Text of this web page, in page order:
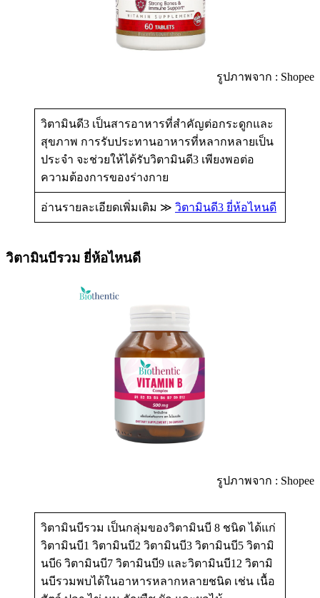
รูปภาพจาก : Shopee
วิตามินดี3 เป็นสารอาหารที่สำคัญต่อกระดูกและ
สุขภาพ การรับประทานอาหารที่หลากหลายเป็น
ประจำ จะช่วยให้ได้รับวิตามินดี3 เพียงพอต่อ
ความต้องการของร่างกาย
อ่านรายละเอียดเพิ่มเติม ≫ วิตามินดี3 ยี่ห้อไหนดี
วิตามินบีรวม ยี่ห้อไหนดี
รูปภาพจาก : Shopee
วิตามินบีรวม เป็นกลุ่มของวิตามินบี 8 ชนิด ได้แก่
วิตามินบี1 วิตามินบี2 วิตามินบี3 วิตามินบี5 วิตามิ
นบี6 วิตามินบี7 วิตามินบี9 และวิตามินบี12 วิตามิ
นบีรวมพบได้ในอาหารหลากหลายชนิด เช่น เนื้อ